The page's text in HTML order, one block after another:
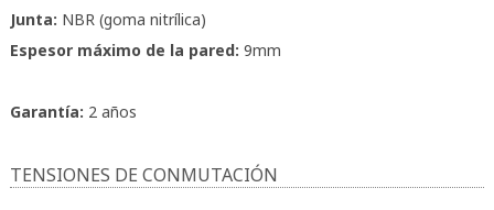
Junta: NBR (goma nitrílica)
Espesor máximo de la pared: 9mm
Garantía: 2 años
TENSIONES DE CONMUTACIÓN